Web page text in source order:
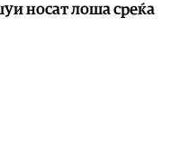
носат лоша среќа